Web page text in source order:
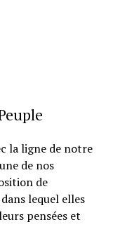
la ligne de notre
de nos
de
lequel elles
pensées et